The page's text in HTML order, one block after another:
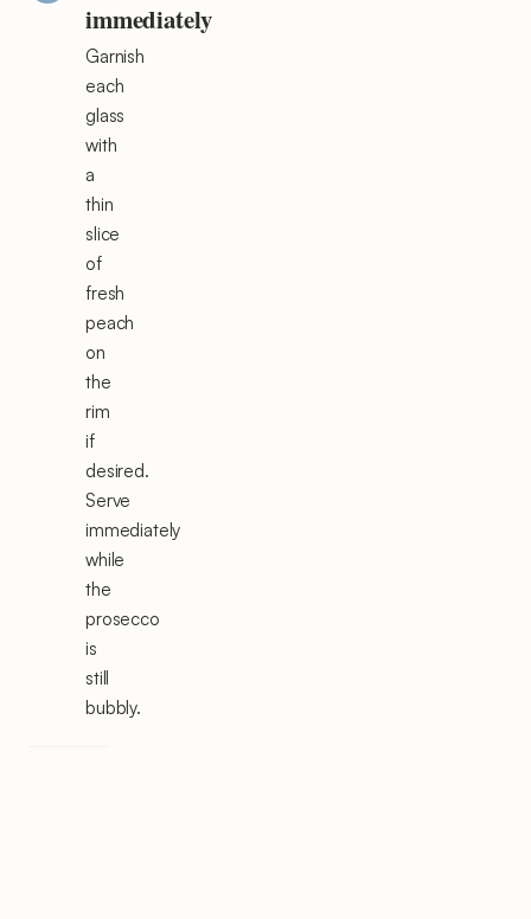
immediately
Garnish
each
glass
with
a
thin
slice
of
fresh
peach
on
the
rim
if
desired.
Serve
immediately
while
the
prosecco
is
still
bubbly.